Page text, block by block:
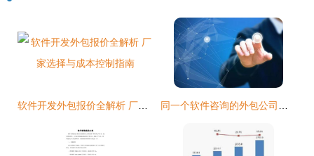
软件开发外包报价全解析 厂家选择与成本控制指南 同一个软件咨询的外包公司为啥报价差距如此之大